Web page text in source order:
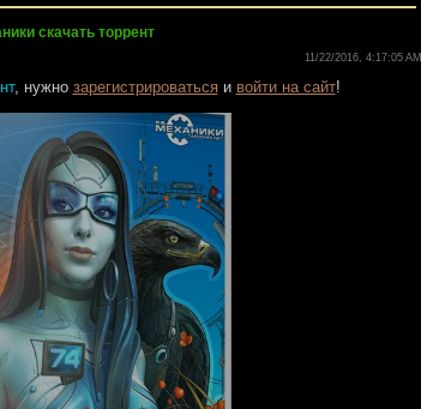
скачать торрент
11/22/2016, 4:17:05 AM
, нужно зарегистрироватьсяи войти на сайт!